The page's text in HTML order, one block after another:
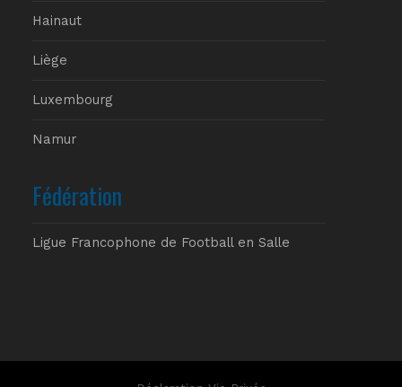
Hainaut
Liège
Luxembourg
Namur
Fédération
Ligue Francophone de Football en Salle